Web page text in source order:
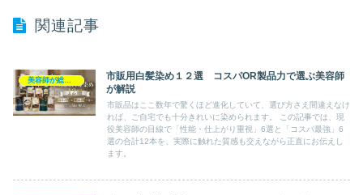
関連記事
美容師が総評ヘアケア製品
市販用白髪染め１２選 コスパOR製品力で選ぶ美容師
が解説
市販品はここ数年で驚くほど進化していて、選び方さえ間違えなけ
れば、ご自宅でも十分きれいに染められます。 この記事では、現
役美容師の目線で「性能・仕上がり重視」6選と「コスパ最強」6
選の合計12本を、実際に触れた質感も交えながら正直にお伝えし
ます。